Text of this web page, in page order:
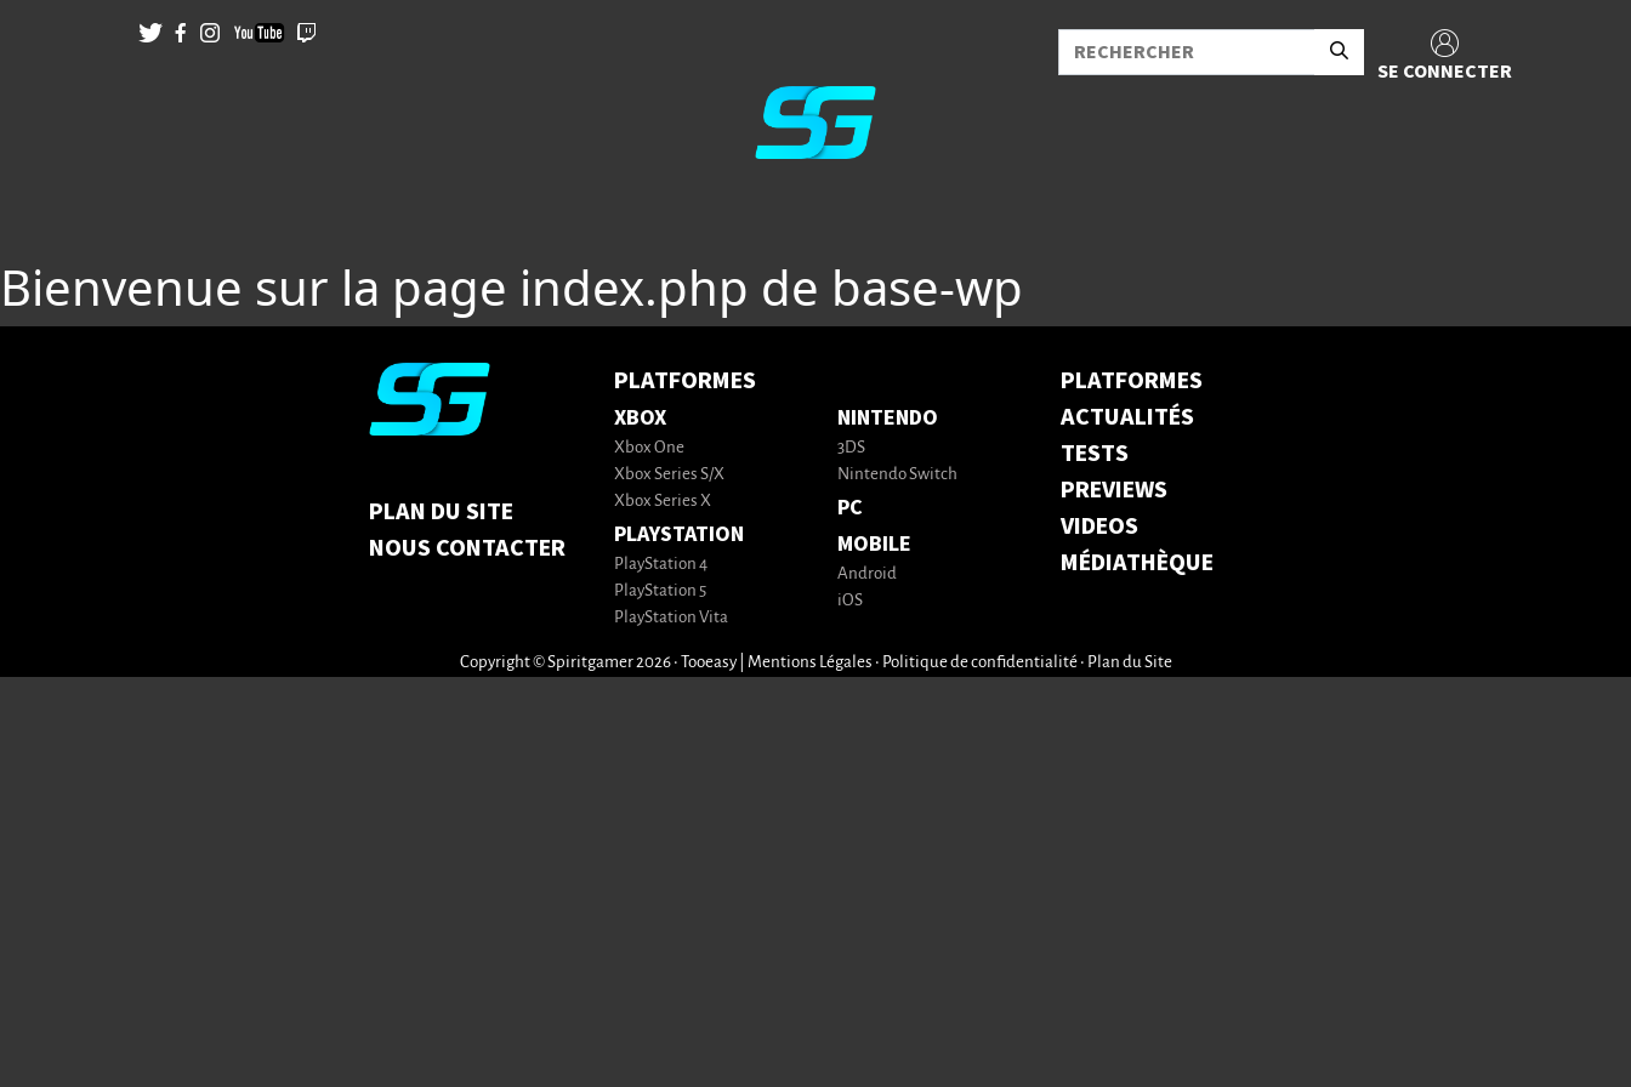
SE CONNECTER
Bienvenue sur la page index.php de base-wp
PLAN DU SITE
NOUS CONTACTER
PLATFORMES
XBOX
Xbox One
Xbox Series S/X
Xbox Series X
PLAYSTATION
PlayStation 4
PlayStation 5
PlayStation Vita
NINTENDO
3DS
Nintendo Switch
PC
MOBILE
Android
iOS
PLATFORMES
ACTUALITÉS
TESTS
PREVIEWS
VIDEOS
MÉDIATHÈQUE
Copyright © Spiritgamer 2026 • Tooeasy Mentions Légales • Politique de confidentialité• Plan du Site